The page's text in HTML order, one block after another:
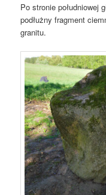
Po stronie południowej
podłużny fragment
granitu.